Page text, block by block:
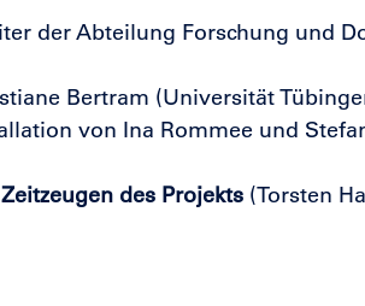
der Abteilung Forschung und
Bertram (Universität
von Ina Rommee und
des Projekts (Torsten